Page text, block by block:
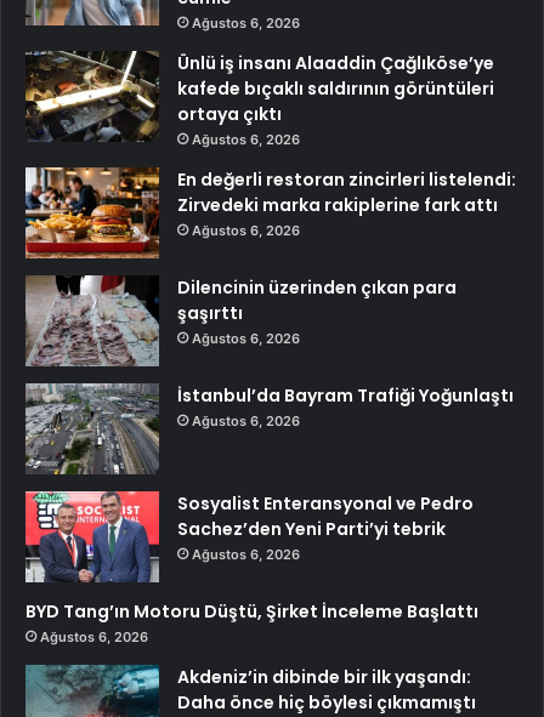
Ağustos 6, 2026
Ünlü iş insanı Alaaddin Çağlıköse’ye
kafede bıçaklı saldırının görüntüleri
ortaya çıktı
Ağustos 6, 2026
En değerli restoran zincirleri listelendi:
Zirvedeki marka rakiplerine fark attı
Ağustos 6, 2026
Dilencinin üzerinden çıkan para
şaşırttı
Ağustos 6, 2026
İstanbul’da Bayram Trafiği Yoğunlaştı
Ağustos 6, 2026
Sosyalist Enteransyonal ve Pedro
Sachez’den Yeni Parti’yi tebrik
Ağustos 6, 2026
BYD Tang’ın Motoru Düştü, Şirket İnceleme Başlattı
Ağustos 6, 2026
Akdeniz’in dibinde bir ilk yaşandı:
Daha önce hiç böylesi çıkmamıştı